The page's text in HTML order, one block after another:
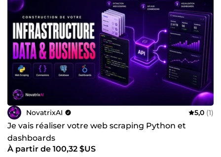
NovatrixAI 5,0 (1)
Je vais réaliser votre web scraping Python et
dashboards
À partir de 100,32 $US